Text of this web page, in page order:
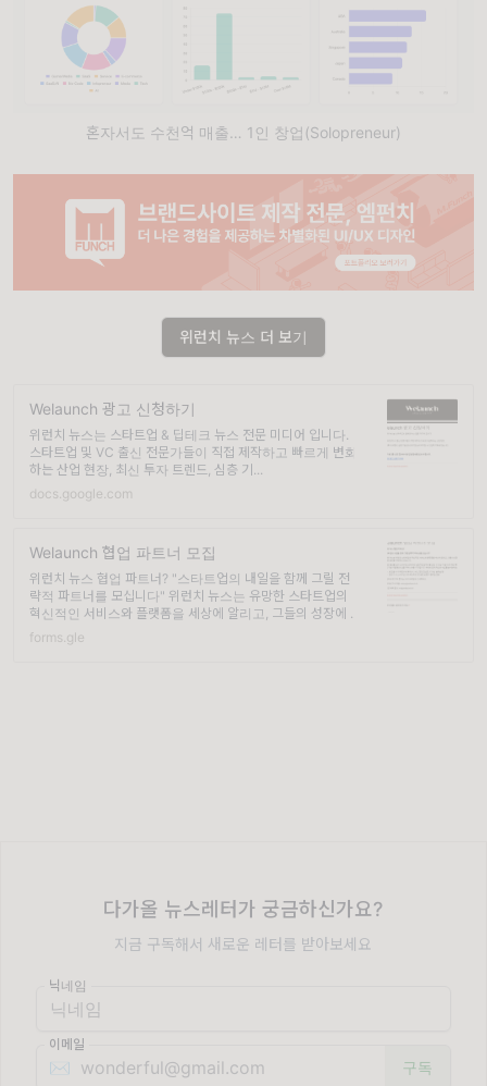
혼자서도 수천억 매출… 1인 창업(Solopreneur)
위런치 뉴스 더 보기
Welaunch 광고 신청하기
위런치 뉴스는 스타트업 & 딥테크 뉴스 전문 미디어 입니다.
스타트업 및 VC 출신 전문가들이 직접 제작하고 빠르게 변화
하는 산업 현장, 최신 투자 트렌드, 심층 기...
docs.google.com
Welaunch 협업 파트너 모집
위런치 뉴스 협업 파트너? "스타트업의 내일을 함께 그릴 전
략적 파트너를 모십니다" 위런치 뉴스는 유망한 스타트업의
혁신적인 서비스와 플랫폼을 세상에 알리고, 그들의 성장에 ...
forms.gle
다가올 뉴스레터가 궁금하신가요?
지금 구독해서 새로운 레터를 받아보세요
닉네임
이메일
✉️